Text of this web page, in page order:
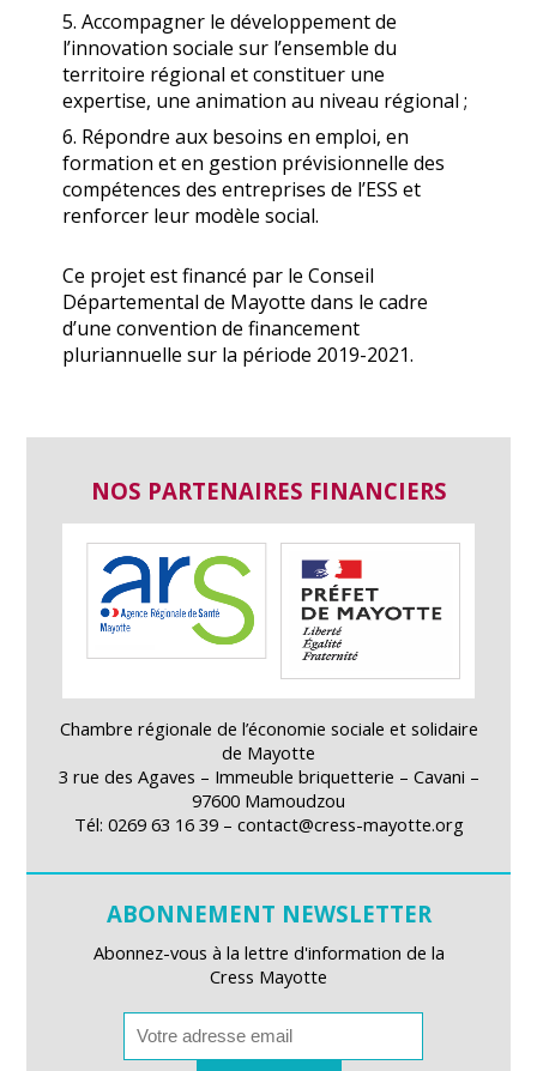
5. Accompagner le développement de
l’innovation sociale sur l’ensemble du
territoire régional et constituer une
expertise, une animation au niveau régional ;
6. Répondre aux besoins en emploi, en
formation et en gestion prévisionnelle des
compétences des entreprises de l’ESS et
renforcer leur modèle social.
Ce projet est financé par le Conseil
Départemental de Mayotte dans le cadre
d’une convention de financement
pluriannuelle sur la période 2019-2021.
NOS PARTENAIRES FINANCIERS
Chambre régionale de l’économie sociale et solidaire
de Mayotte
3 rue des Agaves – Immeuble briquetterie – Cavani –
97600 Mamoudzou
Tél: 0269 63 16 39 – contact@cress-mayotte.org
ABONNEMENT NEWSLETTER
Abonnez-vous à la lettre d'information de la
Cress Mayotte